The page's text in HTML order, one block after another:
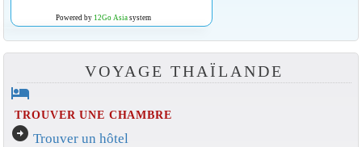
Powered by 12Go Asiasystem
VOYAGE THAÏLANDE
hotel
TROUVER UNE CHAMBRE
arrow_circle_right Trouver un hôtel